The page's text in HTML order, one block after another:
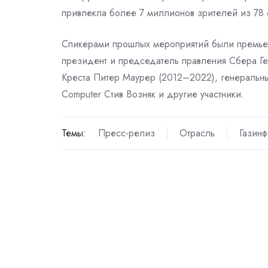
привлекла более 7 миллионов зрителей из 78
Спикерами прошлых мероприятий были
президент и председатель правления Сбера
Креста Питер Маурер (2012–2022),
Computer Стив Возняк и другие участники.
Темы: Пресс-релиз Отрасль